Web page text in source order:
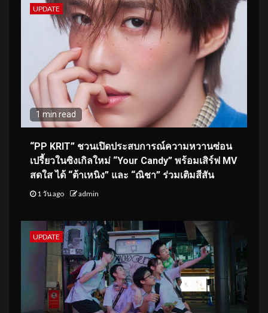
UPDATE
1 min read
“PP KRIT” ชวนเปิดประสบการณ์ความหวานซ่อน
เปรี้ยวในซิงเกิลใหม่ “Your Candy” พร้อมเสิร์ฟ MV
สดใส ได้ “ต้าเหนิง” และ “ณิชา” ร่วมเติมสีสัน
1 วัน ago admin
UPDATE